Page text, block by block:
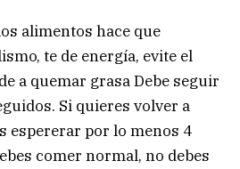
alimentos hace que
te de energía, evite el
a quemar grasa Debe seguir
Si quieres volver a
espererar por lo menos 4
comer normal, no debes